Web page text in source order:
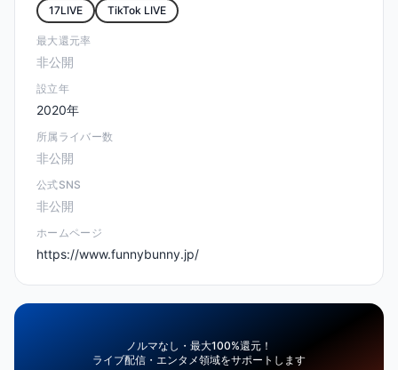
17LIVE
TikTok LIVE
最大還元率
非公開
設立年
2020年
所属ライバー数
非公開
公式SNS
非公開
ホームページ
https://www.funnybunny.jp/
ノルマなし・最大100%還元！
ライブ配信・エンタメ領域をサポートします